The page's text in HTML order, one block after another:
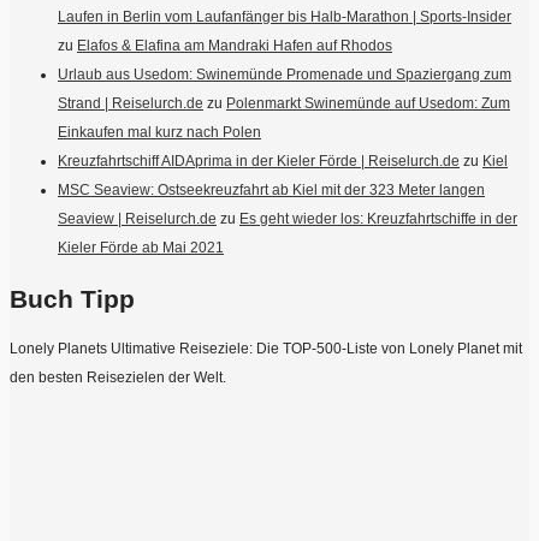
Laufen in Berlin vom Laufanfänger bis Halb-Marathon | Sports-Insider
zu Elafos & Elafina am Mandraki Hafen auf Rhodos
Urlaub aus Usedom: Swinemünde Promenade und Spaziergang zum
Strand | Reiselurch.de zu Polenmarkt Swinemünde auf Usedom: Zum
Einkaufen mal kurz nach Polen
Kreuzfahrtschiff AIDAprima in der Kieler Förde | Reiselurch.de zu Kiel
MSC Seaview: Ostseekreuzfahrt ab Kiel mit der 323 Meter langen
Seaview | Reiselurch.de zu Es geht wieder los: Kreuzfahrtschiffe in der
Kieler Förde ab Mai 2021
Buch Tipp
Lonely Planets Ultimative Reiseziele: Die TOP-500-Liste von Lonely Planet mit
den besten Reisezielen der Welt.